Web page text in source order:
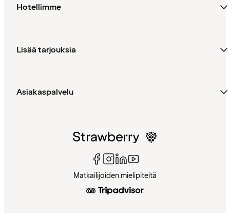
Hotellimme
Lisää tarjouksia
Asiakaspalvelu
Matkailijoiden mielipiteitä